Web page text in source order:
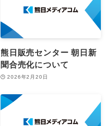
熊日販売センター 朝日新
聞合売化について
2026年2月20日